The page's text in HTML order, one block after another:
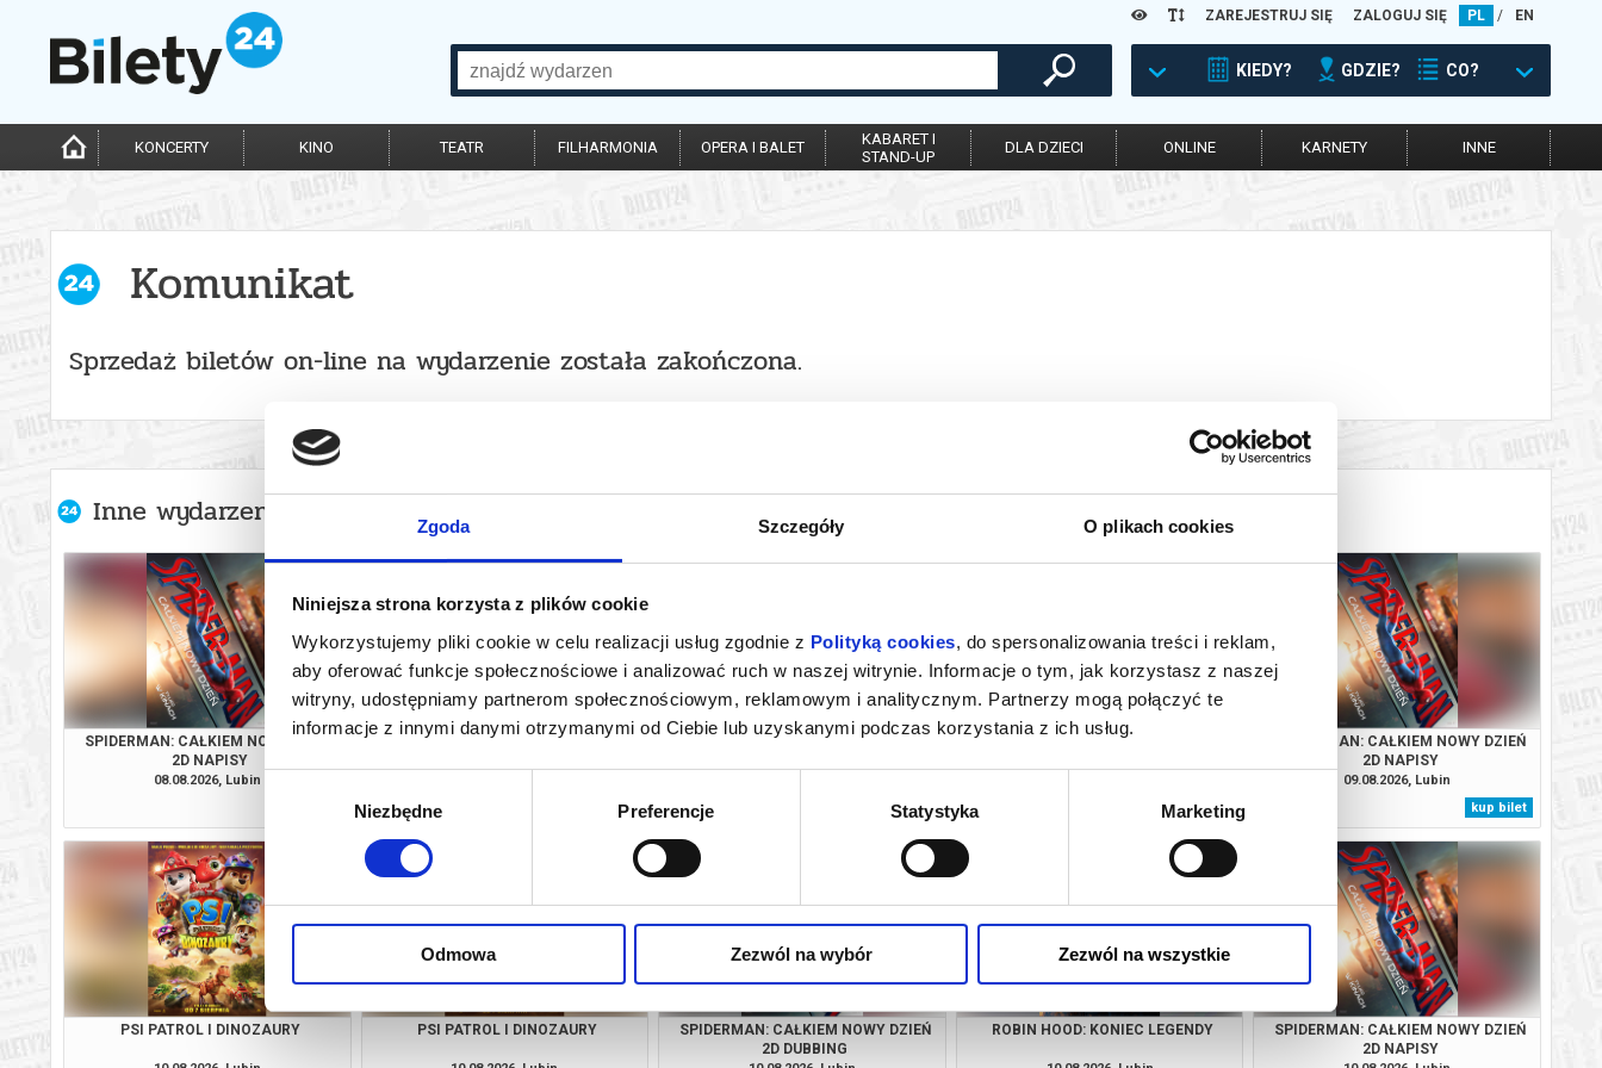
Zgoda Szczegóły O plikach cookies
Niniejsza strona korzysta z plików cookie
Wykorzystujemy pliki cookie w celu realizacji usług zgodnie z Polityką cookies, do spersonalizowania treści i reklam,
aby oferować funkcje społecznościowe i analizować ruch w naszej witrynie. Informacje o tym, jak korzystasz z naszej
witryny, udostępniamy partnerom społecznościowym, reklamowym i analitycznym. Partnerzy mogą połączyć te
informacje z innymi danymi otrzymanymi od Ciebie lub uzyskanymi podczas korzystania z ich usług.
Niezbędne Preferencje Statystyka Marketing
Odmowa Zezwól na wybór Zezwól na wszystkie
ZAREJESTRUJ SIĘ ZALOGUJ SIĘ PL / EN
KIEDY? GDZIE? CO?
KONCERTY KINO TEATR FILHARMONIA OPERA I BALET
KABARET I
STAND-UP
DLA DZIECI ONLINE KARNETY INNE
Komunikat
Sprzedaż biletów on-line na wydarzenie została zakończona.
Inne wydarzenia organizatora
SPIDERMAN: CAŁKIEM NOWY DZIEŃ
2D NAPISY
08.08.2026, Lubin
PSI PATROL I DINOZAURY
kup bilet
SPIDERMAN: CAŁKIEM NOWY DZIEŃ
kup bilet
GORZKIE ŚWIĘTA
kup bilet
SPIDERMAN: CAŁKIEM NOWY DZIEŃ
2D NAPISY
09.08.2026, Lubin
kup bilet
PSI PATROL I DINOZAURY PSI PATROL I DINOZAURY
SPIDERMAN: CAŁKIEM NOWY DZIEŃ
2D DUBBING
ROBIN HOOD: KONIEC LEGENDY
SPIDERMAN: CAŁKIEM NOWY DZIEŃ
2D NAPISY